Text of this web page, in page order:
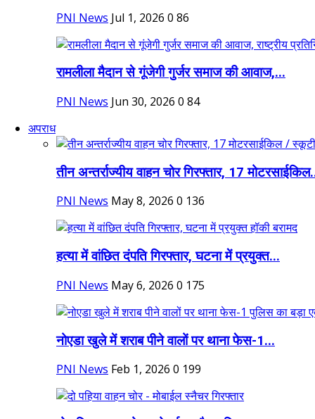
PNI News Jul 1, 2026 0 86
रामलीला मैदान से गूंजेगी गुर्जर समाज की आवाज,...
PNI News Jun 30, 2026 0 84
अपराध
तीन अन्तर्राज्यीय वाहन चोर गिरफ्तार, 17
PNI News May 8, 2026 0 136
हत्या में वांछित दंपति गिरफ्तार, घटना में प्रयुक्त...
PNI News May 6, 2026 0 175
नोएडा खुले में शराब पीने वालों पर थाना फेस-1...
PNI News Feb 1, 2026 0 199